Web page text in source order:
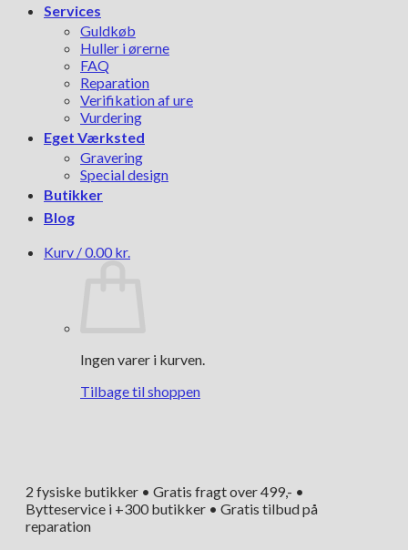
Services
Guldkøb
Huller i ørerne
FAQ
Reparation
Verifikation af ure
Vurdering
Eget Værksted
Gravering
Special design
Butikker
Blog
Kurv /0.00 kr.
Ingen varer i kurven.
Tilbage til shoppen
2 fysiske butikker • Gratis fragt over 499,- •
Bytteservice i +300 butikker • Gratis tilbud på
reparation